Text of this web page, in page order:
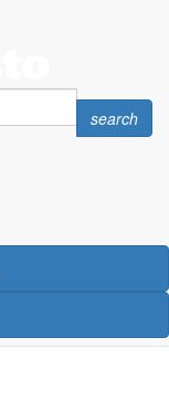
Search
search